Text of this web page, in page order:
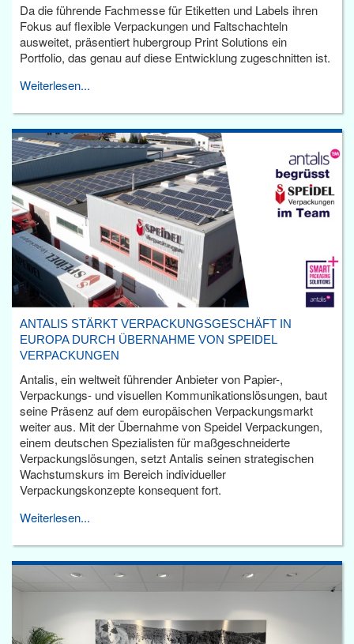
Da die führende Fachmesse für Etiketten und Labels ihren
Fokus auf flexible Verpackungen und Faltschachteln
ausweitet, präsentiert hubergroup Print Solutions ein
Portfolio, das genau auf diese Entwicklung zugeschnitten ist.
Weiterlesen...
ANTALIS STÄRKT VERPACKUNGSGESCHÄFT IN
EUROPA DURCH ÜBERNAHME VON SPEIDEL
VERPACKUNGEN
Antalis, ein weltweit führender Anbieter von Papier-,
Verpackungs- und visuellen Kommunikationslösungen, baut
seine Präsenz auf dem europäischen Verpackungsmarkt
weiter aus. Mit der Übernahme von Speidel Verpackungen,
einem deutschen Spezialisten für maßgeschneiderte
Verpackungslösungen, setzt Antalis seinen strategischen
Wachstumskurs im Bereich individueller
Verpackungskonzepte konsequent fort.
Weiterlesen...